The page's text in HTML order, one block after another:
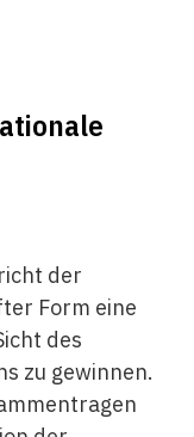
der
Form eine
des
zu gewinnen.